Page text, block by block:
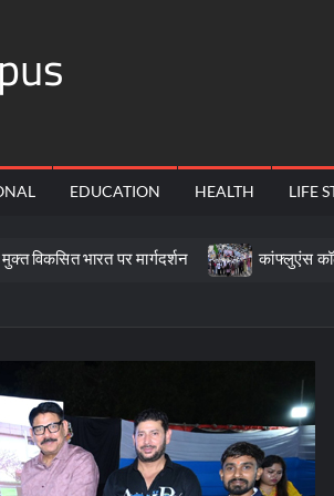
EDUCATION HEALTH LIFE
पर मार्गदर्शन कांफ्लुएंस कॉलेज के